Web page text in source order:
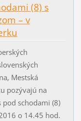
(8) s
– v
Mestská
pozývajú na
pod schodami (8)
o 14.45 hod.